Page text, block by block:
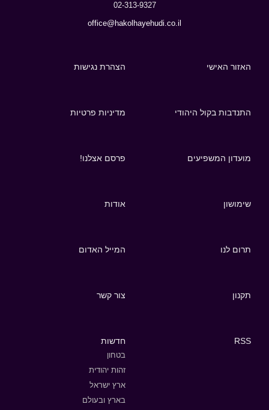
02-313-9327
office@hakolhayehudi.co.il
האזור האישי הצהרת נגישות
התנדבות בקול היהודי מדיניות פרטיות
מועדון המשפיעים פרסם אצלנו!
שימושון אודות
תרום לנו המייל האדום
תקנון צור קשר
RSS חדשות
בטחון
זהות יהודית
ארץ ישראל
בארץ ובעולם